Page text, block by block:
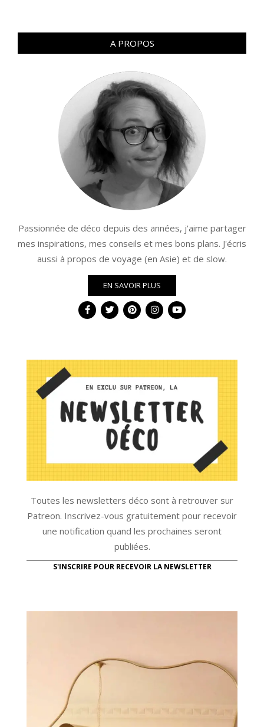
A PROPOS
Passionnée de déco depuis des années, j'aime partager
mes inspirations, mes conseils et mes bons plans. J'écris
aussi à propos de voyage (en Asie) et de slow.
EN SAVOIR PLUS
Toutes les newsletters déco sont à retrouver sur
Patreon. Inscrivez-vous gratuitement pour recevoir
une notification quand les prochaines seront
publiées.
S'INSCRIRE POUR RECEVOIR LA NEWSLETTER